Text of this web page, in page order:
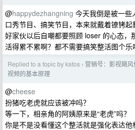
@happydezhangning 今天我倒是被一
口秀节目、搞笑节目，本来就戴着镣铐起
好家伙以后自嘲都要照顾 loser 的心态，
活得累不累啊？都不需要搞笑整活图个乐
Replied to a topic by katos › 营销号：影视飓
视频的基本原理
@cheese
扮猪吃老虎就应该被冲吗？
等一下，相亲角的阿姨原来是“老虎”吗？
你是不是没看懂这个整活就是强化表达